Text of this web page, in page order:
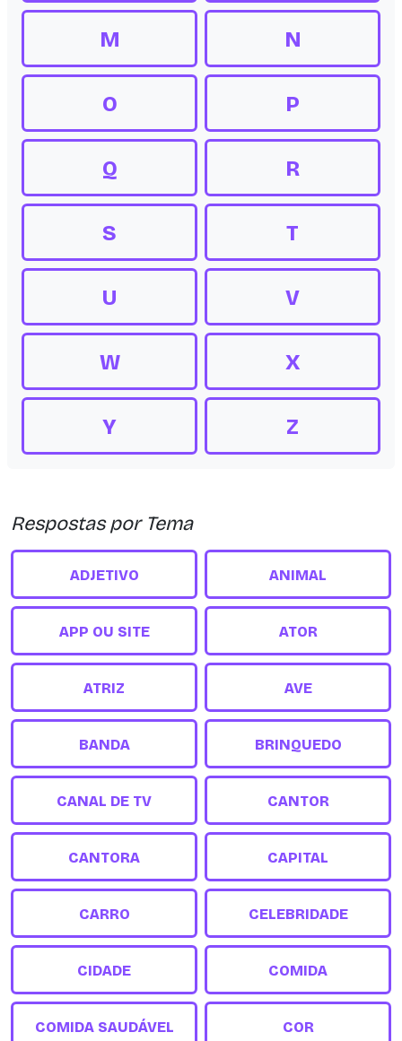
M N
O P
Q R
S T
U V
W X
Y Z
Respostas por Tema
ADJETIVO ANIMAL
APP OU SITE ATOR
ATRIZ AVE
BANDA BRINQUEDO
CANAL DE TV CANTOR
CANTORA CAPITAL
CARRO CELEBRIDADE
CIDADE COMIDA
COMIDA SAUDÁVEL COR